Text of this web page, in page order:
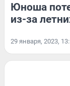
Юноша
из-за
29 января, 2023,